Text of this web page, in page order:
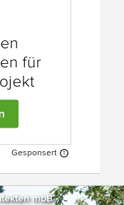
Gesponsert
mbB